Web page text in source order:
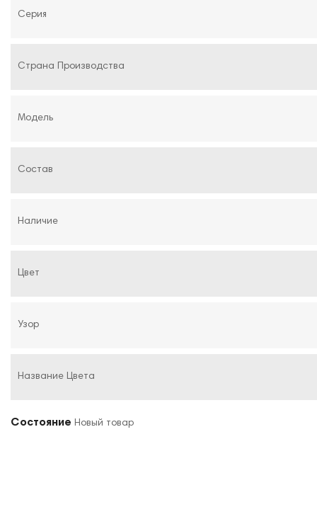
Серия
Страна Производства
Модель
Состав
Наличие
Цвет
Узор
Название Цвета
Состояние Новый товар